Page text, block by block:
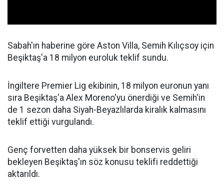
Sabah'ın haberine göre Aston Villa, Semih Kılıçsoy için
Beşiktaş'a 18 milyon euroluk teklif sundu.
İngiltere Premier Lig ekibinin, 18 milyon euronun yanı
sıra Beşiktaş'a Alex Moreno'yu önerdiği ve Semih'in
de 1 sezon daha Siyah-Beyazlılarda kiralık kalmasını
teklif ettiği vurgulandı.
Genç forvetten daha yüksek bir bonservis geliri
bekleyen Beşiktaş'ın söz konusu teklifi reddettiği
aktarıldı.